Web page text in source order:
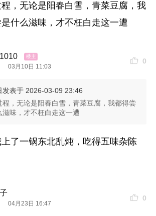
，无论是阳春白雪，青菜豆腐，我
什么滋味，才不枉白走这一遭
03月10日 11:03
0
发表于 2026-03-09 23:46
程，无论是阳春白雪，青菜豆腐，我都得尝
滋味，才不枉白走这一遭
了一锅东北乱炖，吃得五味杂陈
04月23日 16:47
0